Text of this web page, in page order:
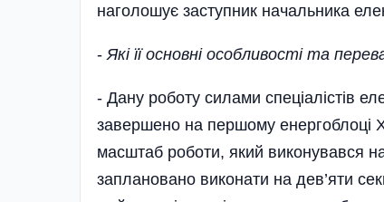
наголошує заступник начальника
- Які її основні особливості та
- Дану роботу силами спеціалістів
завершено на першому енергоблоці
масштаб роботи, який виконувався
заплановано виконати на дев’яти